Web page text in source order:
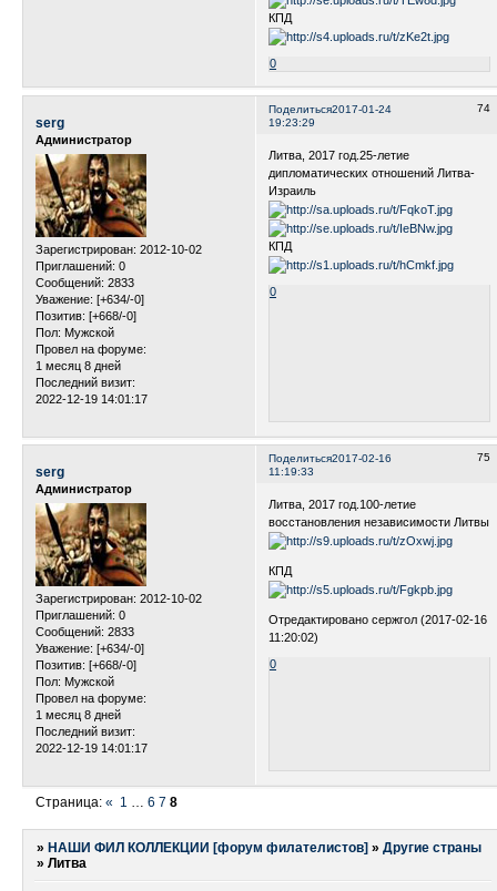
КПД
0
Поделиться 74
2017-01-24
19:23:29
serg
Администратор
Зарегистрирован: 2012-10-02
Приглашений: 0
Сообщений: 2833
Уважение: [+634/-0]
Позитив: [+668/-0]
Пол: Мужской
Провел на форуме:
1 месяц 8 дней
Последний визит:
2022-12-19 14:01:17
Литва, 2017 год.25-летие
дипломатических отношений Литва-
Израиль
КПД
0
Поделиться 75
2017-02-16
11:19:33
serg
Администратор
Зарегистрирован: 2012-10-02
Приглашений: 0
Сообщений: 2833
Уважение: [+634/-0]
Позитив: [+668/-0]
Пол: Мужской
Провел на форуме:
1 месяц 8 дней
Последний визит:
2022-12-19 14:01:17
Литва, 2017 год.100-летие
восстановления независимости Литвы
КПД
Отредактировано сержгол (2017-02-16
11:20:02)
0
Страница:« 1 6 7 8
» НАШИ ФИЛ КОЛЛЕКЦИИ [форум филателистов] »Другие страны
»Литва